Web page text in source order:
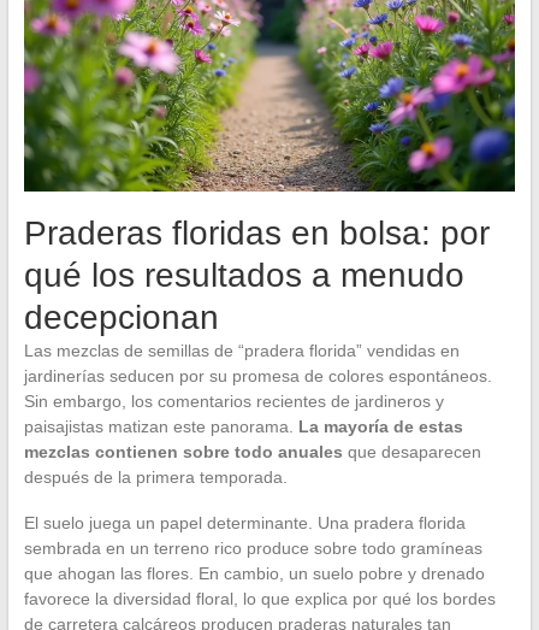
Praderas floridas en bolsa: por
qué los resultados a menudo
decepcionan
Las mezclas de semillas de “pradera florida” vendidas en
jardinerías seducen por su promesa de colores espontáneos.
Sin embargo, los comentarios recientes de jardineros y
paisajistas matizan este panorama. La mayoría de estas
mezclas contienen sobre todo anuales que desaparecen
después de la primera temporada.
El suelo juega un papel determinante. Una pradera florida
sembrada en un terreno rico produce sobre todo gramíneas
que ahogan las flores. En cambio, un suelo pobre y drenado
favorece la diversidad floral, lo que explica por qué los bordes
de carretera calcáreos producen praderas naturales tan